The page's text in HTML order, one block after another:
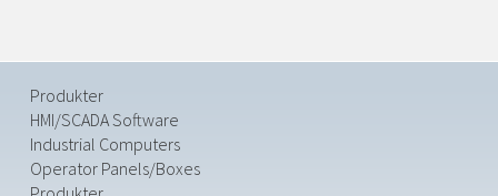
Produkter
HMI/SCADA Software
Industrial Computers
Operator Panels/Boxes